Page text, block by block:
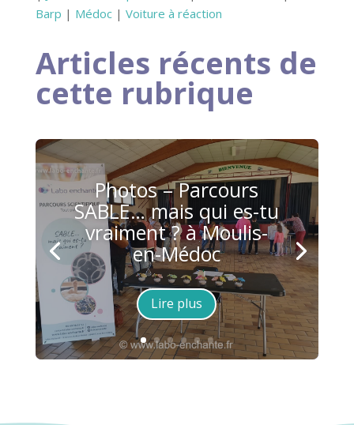
Barp | Médoc| Voiture à réaction
Articles récents de
cette rubrique
Photos – Parcours
SABLE… mais qui es-tu
vraiment ? à Moulis-
en-Médoc
Lire plus